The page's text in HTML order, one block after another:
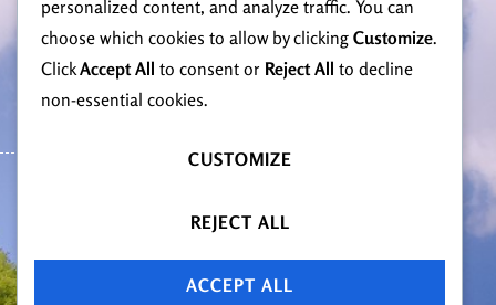
Ponedjeljak - Petak
08:00 - 16:00
personalized content, and analyze traffic. You can
choose which cookies to allow by clicking Customize.
ClickAccept All to consent or Reject All to decline
non-essential cookies.
CUSTOMIZE
REJECT ALL
ACCEPT ALL